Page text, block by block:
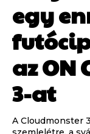
egy
az ON
3-at
A Cloudmonster